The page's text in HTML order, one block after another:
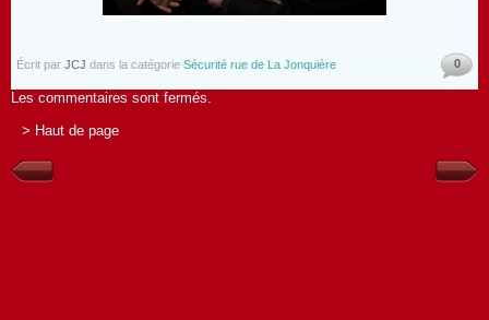
Écrit par JCJ dans la catégorie Sécurité rue de La Jonquière 0
Les commentaires sont fermés.
> Haut de page